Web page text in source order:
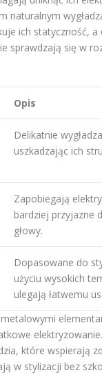
naturalnym
ich statyczność, a
sprawdzają się w
Opis
Delikatnie
uszkadzając ich
Zapobiegają
bardziej przyjazne
głowy.
Dopasowane do
użyciu wysokich
ulegają łatwemu
które wspierają
w stylizacji bez